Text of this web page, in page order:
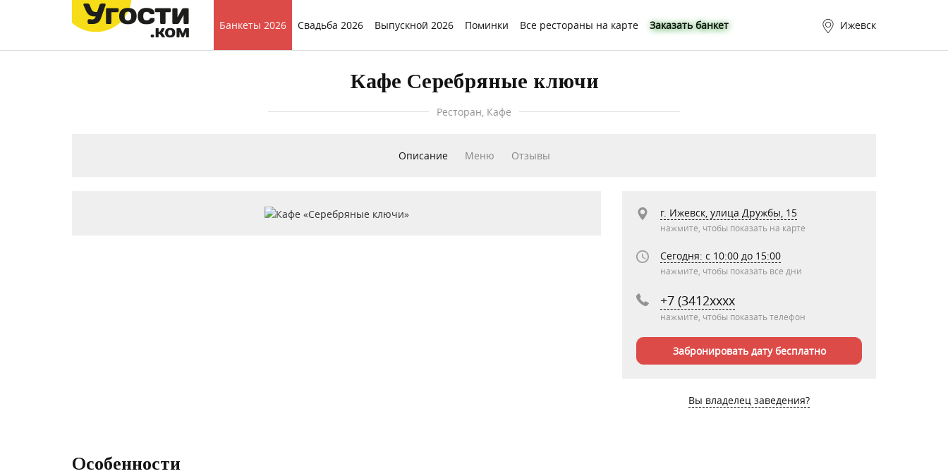
Банкеты 2026 Свадьба 2026 Выпускной 2026 Поминки Все рестораны на карте Заказать банкет Ижевск
Кафе Серебряные ключи
Ресторан, Кафе
Описание Меню Отзывы
г. Ижевск, улица Дружбы, 15
нажмите, чтобы показать на карте
Сегодня: c 10:00 до 15:00
нажмите, чтобы показать все дни
+7 (3412xxxx
нажмите, чтобы показать телефон
Забронировать дату бесплатно
Вы владелец заведения?
Особенности